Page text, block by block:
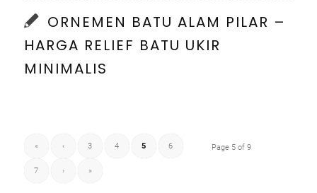
ORNEMEN BATU ALAM PILAR –
HARGA RELIEF BATU UKIR
MINIMALIS
Page 5 of 9
« ‹ 3 4 5 6
7 › »